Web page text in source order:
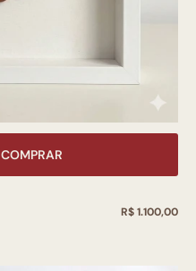
COMPRAR
R$ 1.100,00